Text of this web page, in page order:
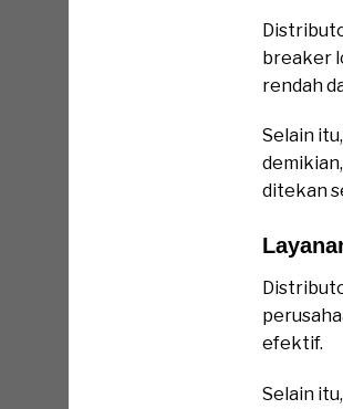
breaker
rendah
Selain
ditekan
efektif.
Selain